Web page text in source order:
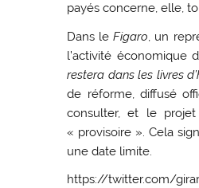
payés concerne, elle,
Dans leFigaro, un
l’activité économique
restera dans les livres
de réforme, diffusé
consulter, et le
« provisoire ». Cela
une date limite.
https://twitter.com/